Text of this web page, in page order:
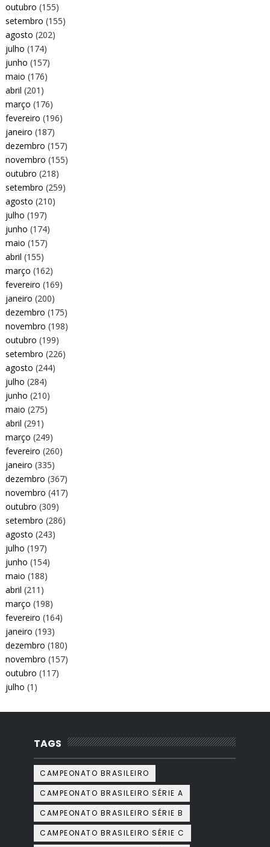
outubro (155)
setembro (155)
agosto (202)
julho (174)
junho (157)
maio (176)
abril (201)
março (176)
fevereiro (196)
janeiro (187)
dezembro (157)
novembro (155)
outubro (218)
setembro (259)
agosto (210)
julho (197)
junho (174)
maio (157)
abril (155)
março (162)
fevereiro (169)
janeiro (200)
dezembro (175)
novembro (198)
outubro (199)
setembro (226)
agosto (244)
julho (284)
junho (210)
maio (275)
abril (291)
março (249)
fevereiro (260)
janeiro (335)
dezembro (367)
novembro (417)
outubro (309)
setembro (286)
agosto (243)
julho (197)
junho (154)
maio (188)
abril (211)
março (198)
fevereiro (164)
janeiro (193)
dezembro (180)
novembro (157)
outubro (117)
julho (1)
TAGS
CAMPEONATO BRASILEIRO
CAMPEONATO BRASILEIRO SÉRIE A
CAMPEONATO BRASILEIRO SÉRIE B
CAMPEONATO BRASILEIRO SÉRIE C